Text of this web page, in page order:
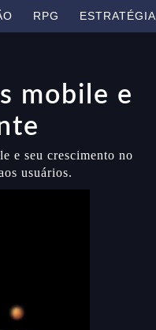
RPG ESTRATÉGIA
mobile e
e seu crescimento no
usuários.